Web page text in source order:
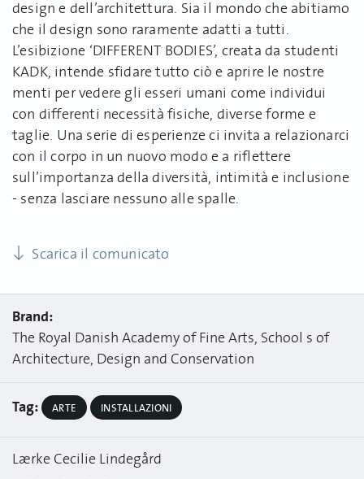
design e dell’architettura. Sia il mondo che abitiamo
che il design sono raramente adatti a tutti.
L’esibizione ‘DIFFERENT BODIES’, creata da studenti
KADK, intende sfidare tutto ciò e aprire le nostre
menti per vedere gli esseri umani come individui
con differenti necessità fisiche, diverse forme e
taglie. Una serie di esperienze ci invita a relazionarci
con il corpo in un nuovo modo e a riflettere
sull’importanza della diversità, intimità e inclusione
- senza lasciare nessuno alle spalle.
Scarica il comunicato
Brand:
The Royal Danish Academy of Fine Arts, School s of
Architecture, Design and Conservation
Tag: ARTE INSTALLAZIONI
Lærke Cecilie Lindegård